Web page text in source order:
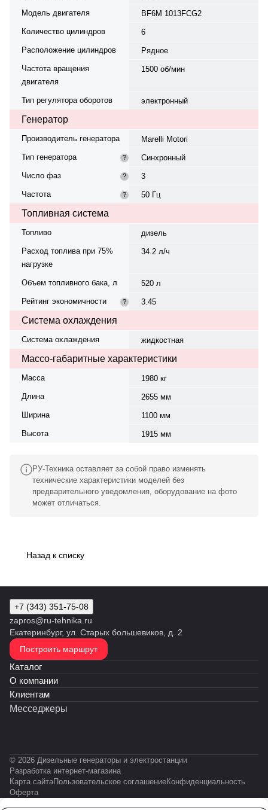
Модель двигателя
BF6M 1013FCG2
Количество цилиндров
6
Расположение цилиндров
Рядное
Частота вращения
двигателя
1500 об/мин
Тип регулятора оборотов электронный
Генератор
Производитель генератора
Marelli Motori
Тип генератора
?
Синхронный
Число фаз
?
3
Частота
? 50 Гц
Топливная система
Топливо
дизель
Расход топлива при 75%
нагрузке
34.2 л/ч
Объем топливного бака, л
520 л
Рейтинг экономичности
? 3.45
Система охлаждения
Система охлаждения жидкостная
Массо-габаритные характеристики
Масса
1980 кг
Длина
2655 мм
Ширина
1100 мм
Высота
1915 мм
РУ-Техника оставляет за собой право изменять
технические характеристики моделей без
предварительного уведомления, оборудование на фото
может отличаться.
Назад к списку
+7 (343) 351-75-08
zapros@ru-tehnika.ru
Екатеринбург, ул. Старых большевиков, д. 2
Построить маршрут
Каталог
О компании
Клиентам
Месседжеры
© 2026 Дизельные генераторы и электростанции
Разработка интернет-магазина
Карта сайтаПользовательское соглашениеКонфиденциальность
Оферта